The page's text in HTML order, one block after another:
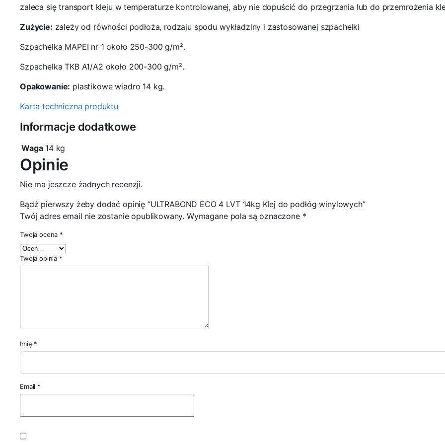
zaleca się transport kleju w temperaturze kontrolowanej, aby nie dopuścić do przegrzania lub do przemrożenia
Zużycie: zależy od równości podłoża, rodzaju spodu wykładziny i zastosowanej szpachelki
Szpachelka MAPEI nr 1 około 250-300 g/m².
Szpachelka TKB A1/A2 około 200-300 g/m².
Opakowanie: plastikowe wiadro 14 kg.
Karta techniczna produktu
Informacje dodatkowe
Waga 14 kg
Opinie
Nie ma jeszcze żadnych recenzji.
Bądź pierwszy żeby dodać opinię “ULTRABOND ECO 4 LVT 14kg Klej do podłóg winylowych”
Twój adres email nie zostanie opublikowany. Wymagane pola są oznaczone *
Twoja ocena *
Twoja opinia *
Imię *
Email *